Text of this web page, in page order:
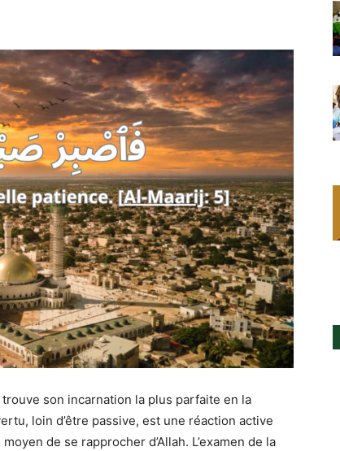
son incarnation la plus parfaite en la
de se rapprocher d’Allah. L’examen de la